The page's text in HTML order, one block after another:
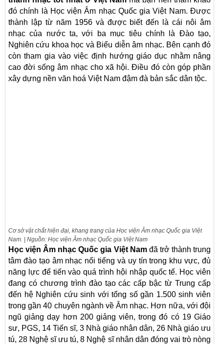
đó chính là Học viện Âm nhạc Quốc gia Việt Nam. Được
thành lập từ năm 1956 và được biết đến là cái nôi âm
nhạc của nước ta, với ba mục tiêu chính là Đào tạo,
Nghiên cứu khoa học và Biểu diễn âm nhạc. Bên cạnh đó
còn tham gia vào việc định hướng giáo dục nhằm nâng
cao đời sống âm nhạc cho xã hội. Điều đó còn góp phần
xây dựng nền văn hoá Việt Nam đậm đà bản sắc dân tộc.
Cơ sở vật chất hiện đại, khang trang của Học viện Âm nhạc Quốc gia Việt
Nam. | Nguồn: Học viện Âm nhạc Quốc gia Việt Nam
Học viện Âm nhạc Quốc gia Việt Namđã trở thành trung
tâm đào tạo âm nhạc nổi tiếng và uy tín trong khu vực, đủ
năng lực để tiến vào quá trình hội nhập quốc tế. Học viên
đang có chương trình đào tạo các cấp bậc từ Trung cấp
đến hệ Nghiên cứu sinh với tổng số gần 1.500 sinh viên
trong gần 40 chuyên ngành về Âm nhạc. Hơn nữa, với đội
ngũ giảng dạy hơn 200 giảng viên, trong đó có 19 Giáo
sư, PGS, 14 Tiến sĩ, 3 Nhà giáo nhân dân, 26 Nhà giáo ưu
tú, 28 Nghệ sĩ ưu tú, 8 Nghệ sĩ nhân dân đóng vai trò nòng